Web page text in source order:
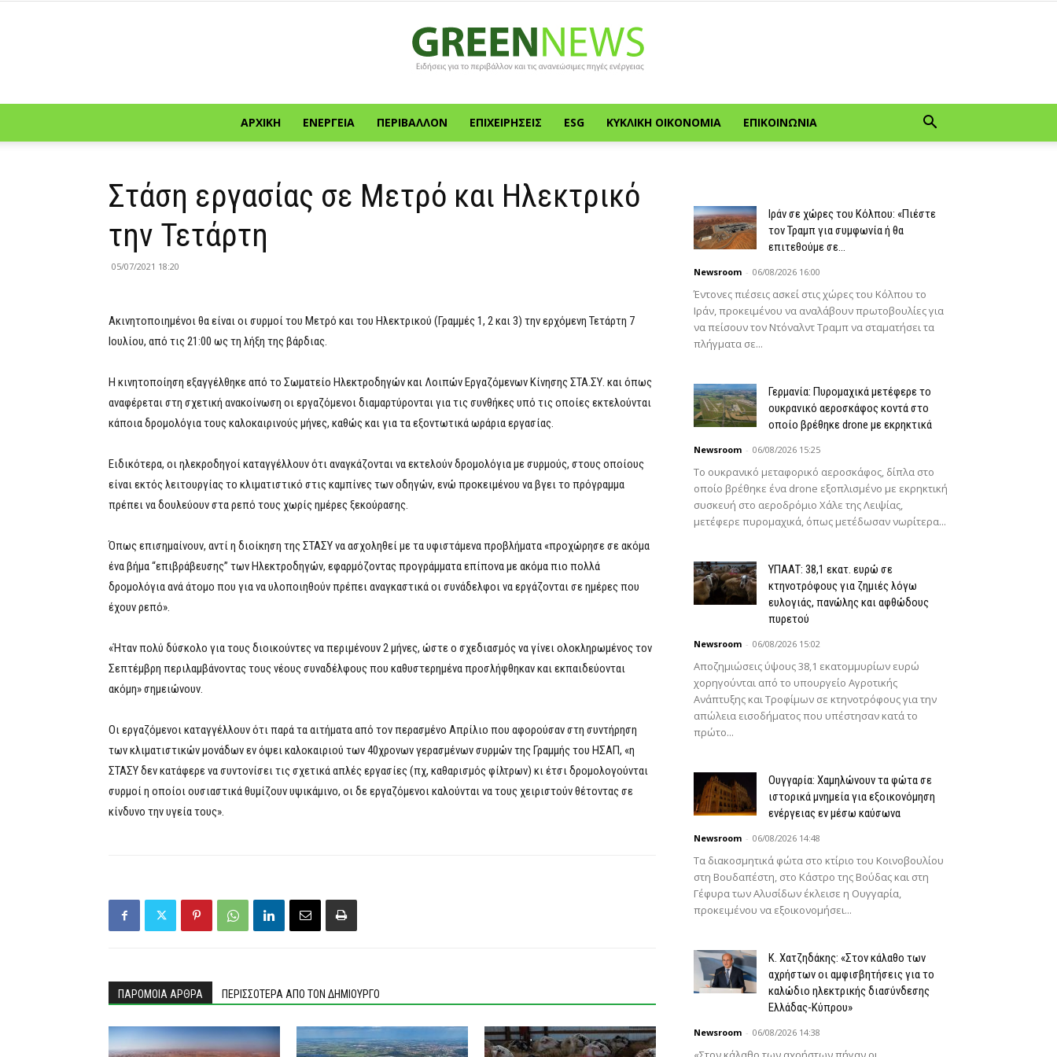
Green
ΑΡΧΙΚΉ ΕΝΈΡΓΕΙΑ ΠΕΡΙΒΆΛΛΟΝ ΕΠΙΧΕΙΡΉΣΕΙΣ ESG ΚΥΚΛΙΚΉ ΟΙΚΟΝΟΜΊΑ ΕΠΙΚΟΙΝΩΝΊΑ
Στάση εργασίας σε Μετρό και Ηλεκτρικό
την Τετάρτη
05/07/2021 18:20
Ακινητοποιημένοι θα είναι οι συρμοί του Μετρό και του Ηλεκτρικού (Γραμμές 1, 2 και 3) την ερχόμενη Τετάρτη 7
Ιουλίου, από τις 21:00 ως τη λήξη της βάρδιας.
Η κινητοποίηση εξαγγέλθηκε από το Σωματείο Ηλεκτροδηγών και Λοιπών Εργαζόμενων Κίνησης ΣΤΑ.ΣΥ. και όπως
αναφέρεται στη σχετική ανακοίνωση οι εργαζόμενοι διαμαρτύρονται για τις συνθήκες υπό τις οποίες εκτελούνται
κάποια δρομολόγια τους καλοκαιρινούς μήνες, καθώς και για τα εξοντωτικά ωράρια εργασίας.
Ειδικότερα, οι ηλεκροδηγοί καταγγέλλουν ότι αναγκάζονται να εκτελούν δρομολόγια με συρμούς, στους οποίους
είναι εκτός λειτουργίας το κλιματιστικό στις καμπίνες των οδηγών, ενώ προκειμένου να βγει το πρόγραμμα
πρέπει να δουλεύουν στα ρεπό τους χωρίς ημέρες ξεκούρασης.
Όπως επισημαίνουν, αντί η διοίκηση της ΣΤΑΣΥ να ασχοληθεί με τα υφιστάμενα προβλήματα «προχώρησε σε ακόμα
ένα βήμα “επιβράβευσης” των Ηλεκτροδηγών, εφαρμόζοντας προγράμματα επίπονα με ακόμα πιο πολλά
δρομολόγια ανά άτομο που για να υλοποιηθούν πρέπει αναγκαστικά οι συνάδελφοι να εργάζονται σε ημέρες που
έχουν ρεπό».
«Ήταν πολύ δύσκολο για τους διοικούντες να περιμένουν 2 μήνες, ώστε ο σχεδιασμός να γίνει ολοκληρωμένος τον
Σεπτέμβρη περιλαμβάνοντας τους νέους συναδέλφους που καθυστερημένα προσλήφθηκαν και εκπαιδεύονται
ακόμη» σημειώνουν.
Οι εργαζόμενοι καταγγέλλουν ότι παρά τα αιτήματα από τον περασμένο Απρίλιο που αφορούσαν στη συντήρηση
των κλιματιστικών μονάδων εν όψει καλοκαιριού των 40χρονων γερασμένων συρμών της Γραμμής του ΗΣΑΠ, «η
ΣΤΑΣΥ δεν κατάφερε να συντονίσει τις σχετικά απλές εργασίες (πχ, καθαρισμός φίλτρων) κι έτσι δρομολογούνται
συρμοί η οποίοι ουσιαστικά θυμίζουν υψικάμινο, οι δε εργαζόμενοι καλούνται να τους χειριστούν θέτοντας σε
κίνδυνο την υγεία τους».
ΠΑΡΟΜΟΙΑ ΑΡΘΡΑ ΠΕΡΙΣΣΟΤΕΡΑ ΑΠΟ ΤΟΝ ΔΗΜΙΟΥΡΓΟ
Ιράν σε χώρες του Κόλπου: «Πιέστε
τον Τραμπ για συμφωνία ή θα
επιτεθούμε σε...
Newsroom - 06/08/2026 16:00
Έντονες πιέσεις ασκεί στις χώρες του Κόλπου το
Ιράν, προκειμένου να αναλάβουν πρωτοβουλίες για
να πείσουν τον Ντόναλντ Τραμπ να σταματήσει τα
πλήγματα σε...
Γερμανία: Πυρομαχικά μετέφερε το
ουκρανικό αεροσκάφος κοντά στο
οποίο βρέθηκε drone με εκρηκτικά
Newsroom - 06/08/2026 15:25
Το ουκρανικό μεταφορικό αεροσκάφος, δίπλα στο
οποίο βρέθηκε ένα drone εξοπλισμένο με εκρηκτική
συσκευή στο αεροδρόμιο Χάλε της Λειψίας,
μετέφερε πυρομαχικά, όπως μετέδωσαν νωρίτερα...
ΥΠΑΑΤ: 38,1 εκατ. ευρώ σε
κτηνοτρόφους για ζημιές λόγω
ευλογιάς, πανώλης και αφθώδους
πυρετού
Newsroom - 06/08/2026 15:02
Αποζημιώσεις ύψους 38,1 εκατομμυρίων ευρώ
χορηγούνται από το υπουργείο Αγροτικής
Ανάπτυξης και Τροφίμων σε κτηνοτρόφους για την
απώλεια εισοδήματος που υπέστησαν κατά το
πρώτο...
Ουγγαρία: Χαμηλώνουν τα φώτα σε
ιστορικά μνημεία για εξοικονόμηση
ενέργειας εν μέσω καύσωνα
Newsroom - 06/08/2026 14:48
Τα διακοσμητικά φώτα στο κτίριο του Κοινοβουλίου
στη Βουδαπέστη, στο Κάστρο της Βούδας και στη
Γέφυρα των Αλυσίδων έκλεισε η Ουγγαρία,
προκειμένου να εξοικονομήσει...
Κ. Χατζηδάκης: «Στον κάλαθο των
αχρήστων οι αμφισβητήσεις για το
καλώδιο ηλεκτρικής διασύνδεσης
Ελλάδας-Κύπρου»
Newsroom - 06/08/2026 14:38